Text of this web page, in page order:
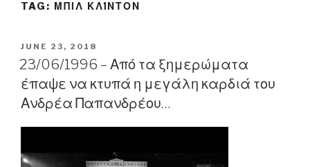
TAG: ΜΠΙΛ ΚΛΊΝΤΟΝ
POSTED
ON
JUNE 23, 2018
23/06/1996 – Από τα ξημερώματα
έπαψε να κτυπά η μεγάλη καρδιά του
Ανδρέα Παπανδρέου…